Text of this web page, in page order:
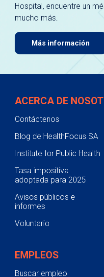
Hospital, encuentre un
mucho más.
Más información
ACERCA DE
Contáctenos
Blog de HealthFocus SA
Institute for Public Health
Tasa impositiva
adoptada para 2025
Avisos públicos e
informes
Voluntario
EMPLEOS
Buscar empleo